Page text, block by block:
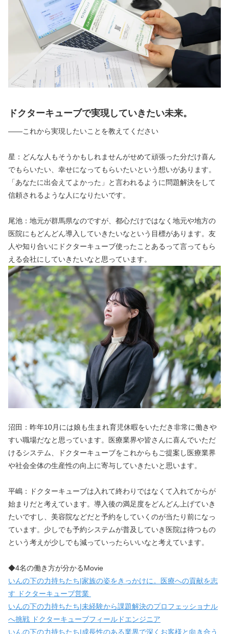
ドクターキューブで実現していきたい未来。
――これから実現したいことを教えてください
星：どんな人もそうかもしれませんがせめて頑張った分だけ喜ん
でもらいたい、幸せになってもらいたいという想いがあります。
「あなたに出会えてよかった」と言われるように問題解決をして
信頼されるような人になりたいです。
尾池：地元が群馬県なのですが、都心だけではなく地元や地方の
医院にもどんどん導入していきたいなという目標があります。友
人や知り合いにドクターキューブ使ったことあるって言ってもら
える会社にしていきたいなと思っています。
沼田：昨年10月には娘も生まれ育児休暇をいただき非常に働きや
すい職場だなと思っています。医療業界や皆さんに喜んでいただ
けるシステム、ドクターキューブをこれからもご提案し医療業界
や社会全体の生産性の向上に寄与していきたいと思います。
平嶋：ドクターキューブは入れて終わりではなくて入れてからが
始まりだと考えています。導入後の満足度をどんどん上げていき
たいですし、美容院などだと予約をしていくのが当たり前になっ
ています。少しでも予約システムが普及していき医院は待つもの
という考えが少しでも減っていったらいいなと考えています。
◆4名の働き方が分かるMovie
いんの下の力持ちたち|家族の姿をきっかけに。医療への貢献を志
す ドクターキューブ営業
いんの下の力持ちたち|未経験から課題解決のプロフェッショナル
へ挑戦 ドクターキューブフィールドエンジニア
いんの下の力持ちたち|成長性のある業界で深くお客様と向き合う